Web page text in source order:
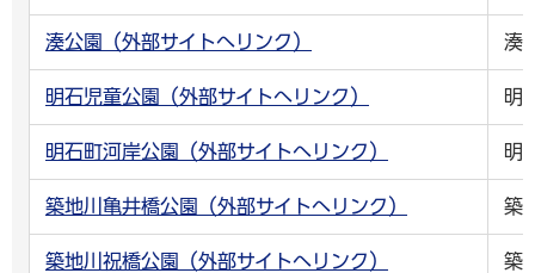
湊公園（外部サイトへリンク） 湊
明石児童公園（外部サイトへリンク） 明
明石町河岸公園（外部サイトへリンク） 明
築地川亀井橋公園（外部サイトへリンク） 築
築地川祝橋公園（外部サイトへリンク） 築